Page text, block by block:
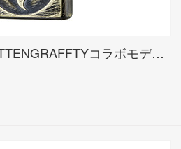
RADIO CRAZY × ROTTENGRAFFTYコラボモデル ブラスユーズド